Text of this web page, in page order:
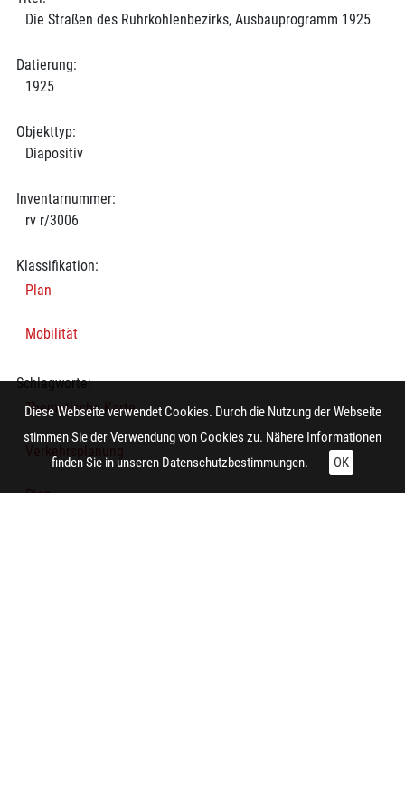
Die Straßen des Ruhrkohlenbezirks, Ausbauprogramm 1925
Datierung:
1925
Objekttyp:
Diapositiv
Inventarnummer:
rv r/3006
Klassifikation:
Plan
Mobilität
Schlagworte:
Thematische Karte
Plan
Diese Webseite verwendet Cookies. Durch die Nutzung der Webseite
stimmen Sie der Verwendung von Cookies zu. Nähere Informationen
finden Sie in unseren Datenschutzbestimmungen. OK